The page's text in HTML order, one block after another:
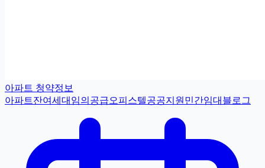
아파트 청약정보
아파트잔여세대 임의공급오피스텔공공지원민간임대 블로그